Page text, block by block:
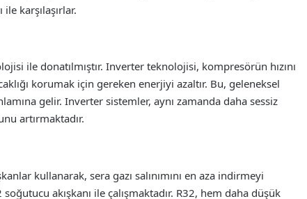
karşılaşırlar.
ile donatılmıştır. Inverter teknolojisi, kompresörün hızını
korumak için gereken enerjiyi azaltır. Bu, geleneksel
gelir. Inverter sistemler, aynı zamanda daha sessiz
artırmaktadır.
kullanarak, sera gazı salınımını en aza indirmeyi
akışkanı ile çalışmaktadır. R32, hem daha düşük